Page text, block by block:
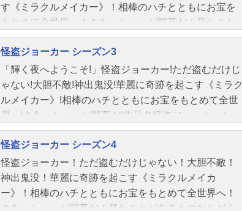
10月6日（月）～2015年1月5日（月）TOKYOMXほか
話数全13話キャストジョーカー：村瀬歩ハチ：小林由
美子スペード：下野紘クイーン：沢城みゆきシルバー
ハート：島田敏鬼山毒三郎：龍田直樹黒崎ギンコ：原
優子白井モモ：桜井春名ミスター金有：飛田展男カネ
子：金田アキスタッフ原作：たかはしひでやす（小学
館「月刊コロコロコミック」連載中）監督：寺本幸代
シリーズ構成：佐藤大キャラクターデザイン：しもが
さ美穂音楽：土屋雄作アニメーション制作：シンエイ
動画制作：ADK製作：ADK シンエイ動画 小学館
TOKYOMX ShoPro ベガエンタテイメント キッズ
ステーション主題歌OP：「怪盗ミラクル少年ボーイ」
アルカライダーED：「パレード・イリュージョン」ま
いにゃwithシャッフルシ...
す《ミラクルメイカー》！相棒のハチとともにお宝を
もとめて全世界へ！さあ、ショーが開幕だ！見たこと
があるものならどんな人や物にでも変身できる便利な
怪盗道具《イメージガム》！秘密基地でもある飛行船
《スカイジョーカー》や愛車《ロードジョーカー》を
使い世界をかけめぐる！ちょっとドジだがジョーカー
をしっかりサポートしている料理の腕はプロ顔負けの
相棒、忍者のハチ！ジョーカーと同じ師匠のもとで修
行した最大のライバル、怪盗スペード！ともに修行し
た女怪盗ダイヤモンド・クイーン！そんな彼らと世界
中を飛びまわり、立ちはだかる警部や探偵たちの罠を
くぐり抜け、どんなピンチも奇跡のトリックをおこ
し、次々と名画やお宝を盗み出す!!作品名怪盗ジョーカ
ーシーズン2放送形態TVアニメシリーズ怪盗ジョーカ
怪盗ジョーカー シーズン3
「輝く夜へようこそ!」怪盗ジョーカー!ただ盗むだけじ
ゃない!大胆不敵!神出鬼没!華麗に奇跡を起こす《ミラク
ルメイカー》!相棒のハチとともにお宝をもとめて全世
界へ!さあ、ショーが開幕だ!作品名怪盗ジョーカーシー
ズン3放送形態TVアニメシリーズ怪盗ジョーカースケ
ジュール2016年4月4日（月）～2016年6月27日（月）
TOKYOMXほか話数全13話キャストジョーカー：村瀬
歩ハチ：小林由美子スペード：下野紘クイーン：沢城
みゆきシルバーハート：島田敏シャドウ・ジョーカ
ー：斉藤壮馬鬼山毒三郎：龍田直樹ミスター金有：飛
怪盗ジョーカー シーズン4
怪盗ジョーカー！ただ盗むだけじゃない！大胆不敵！
神出鬼没！華麗に奇跡を起こす《ミラクルメイカ
ー》！相棒のハチとともにお宝をもとめて全世界へ！
さあ、ショーが開幕だ！見たことがあるものならどん